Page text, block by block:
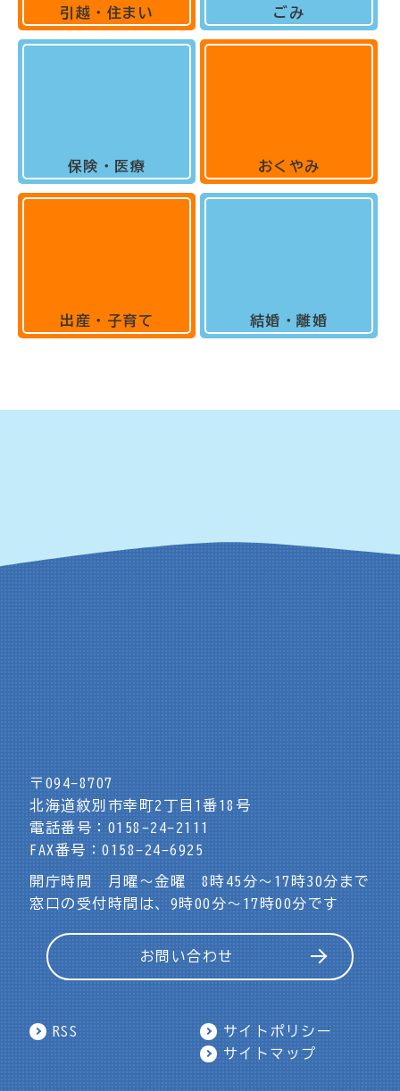
引越・住まい
保険・医療
出産・子育て
ごみ
おくやみ
結婚・離婚
〒094-8707
北海道紋別市幸町2丁目1番18号
電話番号：0158-24-2111
FAX番号：0158-24-6925
開庁時間 月曜～金曜 8時45分～17時30分まで
窓口の受付時間は、9時00分～17時00分です
お問い合わせ
RSS
サイトポリシー
サイトマップ